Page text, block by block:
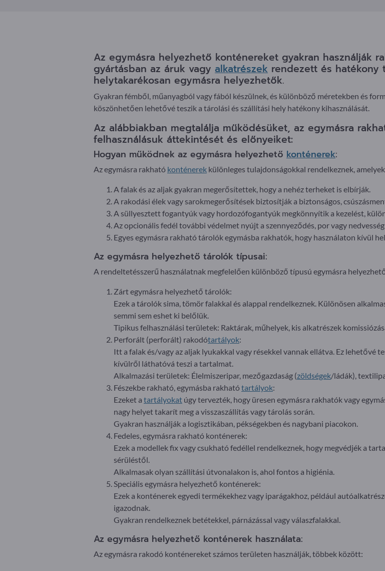
Az egymásra helyezhető konténereket gyakran használják
gyártásban az áruk vagy alkatrészek rendezett és hatékony
helytakarékosan egymásra helyezhetők.
Gyakran fémből, műanyagból vagy fából készülnek, és különböző méretekben és
köszönhetően lehetővé teszik a tárolási és szállítási hely hatékony kihasználását.
Az alábbiakban megtalálja működésüket, az egymásra
felhasználásuk áttekintését és előnyeiket:
Hogyan működnek az egymásra helyezhető konténerek:
Az egymásra rakható konténerek különleges tulajdonságokkal rendelkeznek,
A falak és az aljak gyakran megerősítettek, hogy a nehéz terheket is elbírják.
A rakodási élek vagy sarokmegerősítések biztosítják a biztonságos,
A süllyesztett fogantyúk vagy hordozófogantyúk megkönnyítik a kezelést,
Az opcionális fedél további védelmet nyújt a szennyeződés, por vagy
Egyes egymásra rakható tárolók egymásba rakhatók, hogy használaton kívül
Az egymásra helyezhető tárolók típusai:
A rendeltetésszerű használatnak megfelelően különböző típusú egymásra
Zárt egymásra helyezhető tárolók:
Ezek a tárolók sima, tömör falakkal és alappal rendelkeznek. Különösen
semmi sem eshet ki belőlük.
Tipikus felhasználási területek: Raktárak, műhelyek, kis alkatrészek
Perforált (perforált) rakodótartályok:
Itt a falak és/vagy az aljak lyukakkal vagy résekkel vannak ellátva. Ez lehetővé
kívülről láthatóvá teszi a tartalmat.
Alkalmazási területek: Élelmiszeripar, mezőgazdaság (zöldségek/ládák),
Fészekbe rakható, egymásba rakhatótartályok:
Ezeket a tartályokat úgy tervezték, hogy üresen egymásra rakhatók vagy
nagy helyet takarít meg a visszaszállítás vagy tárolás során.
Gyakran használják a logisztikában, pékségekben és nagybani piacokon.
Fedeles, egymásra rakható konténerek:
Ezek a modellek fix vagy csukható fedéllel rendelkeznek, hogy megvédjék a
sérüléstől.
Alkalmasak olyan szállítási útvonalakon is, ahol fontos a higiénia.
Speciális egymásra helyezhető konténerek:
Ezek a konténerek egyedi termékekhez vagy iparágakhoz, például
igazodnak.
Gyakran rendelkeznek betétekkel, párnázással vagy válaszfalakkal.
Az egymásra helyezhető konténerek használata:
Az egymásra rakodó konténereket számos területen használják, többek között: